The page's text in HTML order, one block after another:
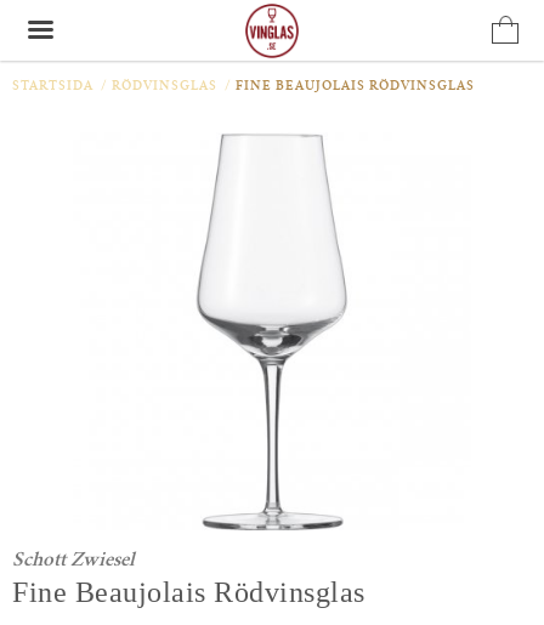
STARTSIDA / RÖDVINSGLAS / FINE BEAUJOLAIS RÖDVINSGLAS
Schott Zwiesel
Fine Beaujolais Rödvinsglas